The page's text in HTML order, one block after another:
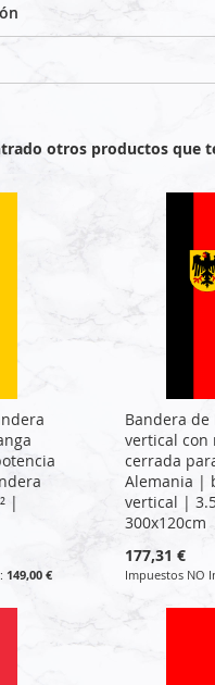
otros productos que
|
149,00 €
Bandera de
vertical con
cerrada
Alemania |
vertical |
300x120cm
177,31 €